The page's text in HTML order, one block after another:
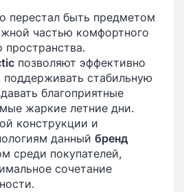
перестал быть предметом
частью комфортного
позволяют эффективно
поддерживать стабильную
благоприятные
жаркие летние дни.
конструкции и
данный бренд
среди покупателей,
сочетание